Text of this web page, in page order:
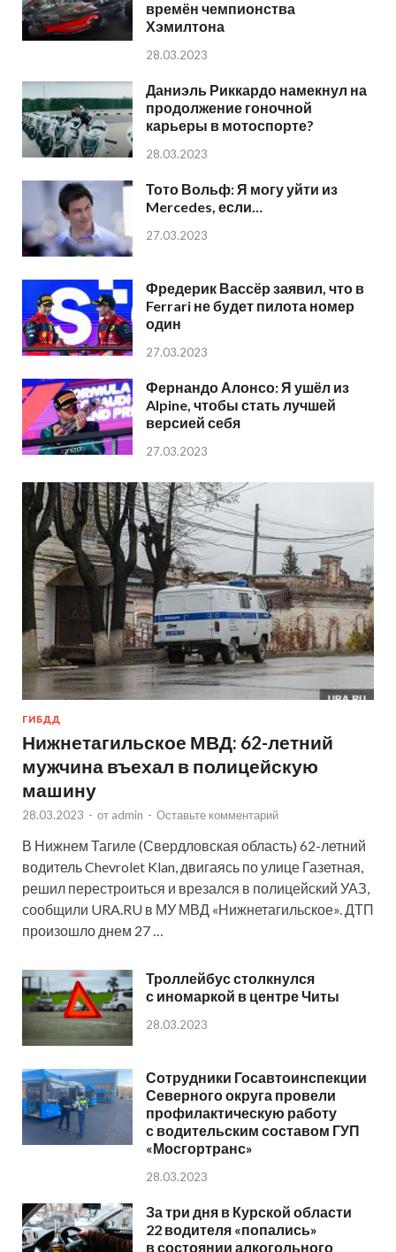
времён чемпионства
Хэмилтона
28.03.2023
Даниэль Риккардо намекнул на
продолжение гоночной
карьеры в мотоспорте?
28.03.2023
Тото Вольф: Я могу уйти из
Mercedes, если…
27.03.2023
Фредерик Вассёр заявил, что в
Ferrari не будет пилота номер
один
27.03.2023
Фернандо Алонсо: Я ушёл из
Alpine, чтобы стать лучшей
версией себя
27.03.2023
ГИБДД
Нижнетагильское МВД: 62-летний
мужчина въехал в полицейскую
машину
28.03.2023 - от admin - Оставьте комментарий
В Нижнем Тагиле (Свердловская область) 62-летний
водитель Chevrolet Klan, двигаясь по улице Газетная,
решил перестроиться и врезался в полицейский УАЗ,
сообщили URA.RU в МУ МВД «Нижнетагильское». ДТП
произошло днем 27 …
Троллейбус столкнулся
с иномаркой в центре Читы
28.03.2023
Сотрудники Госавтоинспекции
Северного округа провели
профилактическую работу
с водительским составом ГУП
«Мосгортранс»
28.03.2023
За три дня в Курской области
22 водителя «попались»
в состоянии алкогольного